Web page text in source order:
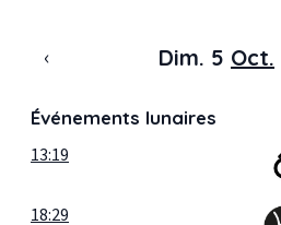
‹ Dim. 5 Oct.
Événements lunaires
13:19
18:29